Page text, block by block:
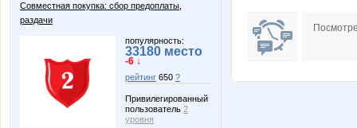
Совместная покупка: сбор предоплаты,
раздачи
популярность:
33180 место
-6 ↓
рейтинг 650 ?
Привилегированный
пользователь 2
уровня